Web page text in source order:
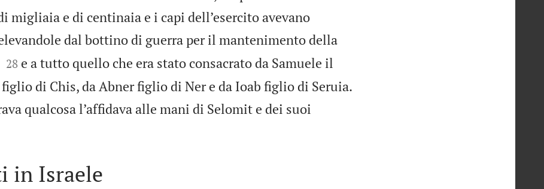
migliaia e di centinaia e i capi dell’esercito avevano
dal bottino di guerra per il mantenimento della

28 e a tutto quello che era stato consacrato da Samuele il
di Chis, da Abner figlio di Ner e da Ioab figlio di Seruia.
qualcosa l’affidava alle mani di Selomit e dei suoi
in Israele